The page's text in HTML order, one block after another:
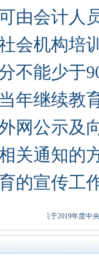
由会计人
会机构培
不能少于
年继续教
网公示及
关通知的
的宣传工
下一篇：关于2019年度